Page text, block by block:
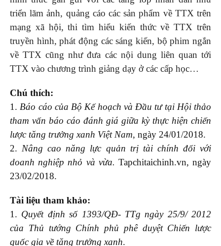
triển lãm ảnh, quảng cáo các sản phẩm về TTX trên
mạng xã hội, thi tìm hiểu kiến thức về TTX trên
truyền hình, phát động các sáng kiến, bộ phim ngắn
về TTX cũng như đưa các nội dung liên quan tới
TTX vào chương trình giảng dạy ở các cấp học…
Chú thích:
1.Báo cáo của Bộ Kế hoạch và Đầu tư tại Hội thảo
tham vấn báo cáo đánh giá giữa kỳ thực hiện chiến
lược tăng trưởng xanh Việt Nam, ngày 24/01/2018.
2.Nâng cao năng lực quản trị tài chính đối với
doanh nghiệp nhỏ và vừa. Tapchitaichinh.vn, ngày
23/02/2018.
Tài liệu tham khảo:
1. Quyết định số 1393/QĐ- TTg ngày 25/9/ 2012
của Thủ tướng Chính phủ phê duyệt Chiến lược
quốc gia về tăng trưởng xanh.